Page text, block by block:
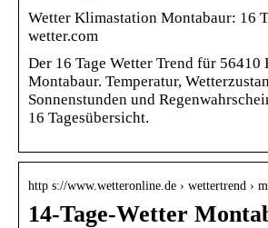
Wetter Klimastation Montabaur: 16
wetter.com
Der 16 Tage Wetter Trend für 56410
Montabaur. Temperatur,
Sonnenstunden und
16 Tagesübersicht.
http s://www.wetteronline.de › wettertrend ›
14-Tage-Wetter